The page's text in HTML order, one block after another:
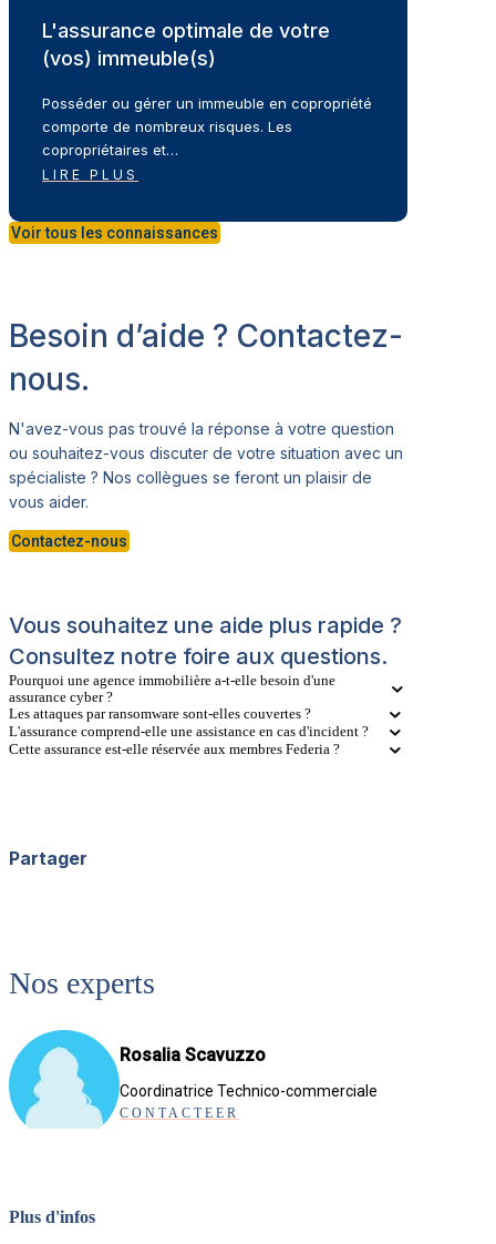
L'assurance optimale de votre
(vos) immeuble(s)
Posséder ou gérer un immeuble en copropriété
comporte de nombreux risques. Les
copropriétaires et…
LIRE PLUS
Voir tous les connaissances
Besoin d’aide ? Contactez-
nous.
N'avez-vous pas trouvé la réponse à votre question
ou souhaitez-vous discuter de votre situation avec un
spécialiste ? Nos collègues se feront un plaisir de
vous aider.
Contactez-nous
Vous souhaitez une aide plus rapide ?
Consultez notre foire aux questions.
Pourquoi une agence immobilière a-t-elle besoin d'une
assurance cyber ?
Les attaques par ransomware sont-elles couvertes ?
L'assurance comprend-elle une assistance en cas d'incident ?
Cette assurance est-elle réservée aux membres Federia ?
Partager
Nos experts
Rosalia Scavuzzo
Coordinatrice Technico-commerciale
CONTACTEER
Plus d'infos